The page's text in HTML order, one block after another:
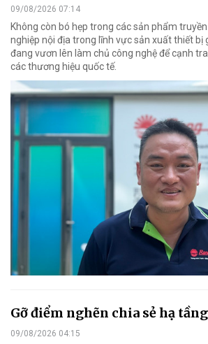
09/08/2026 07:14
Không còn bó hẹp trong các sản phẩm
nghiệp nội địa trong lĩnh vực sản xuất thiết bị
đang vươn lên làm chủ công nghệ để cạnh
các thương hiệu quốc tế.
Gỡ điểm nghẽn chia sẻ hạ
09/08/2026 04:15